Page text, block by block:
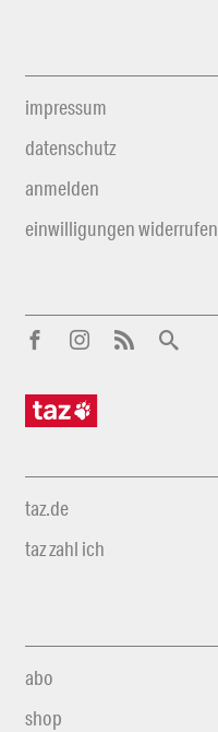
impressum
datenschutz
anmelden
einwilligungen widerrufen
taz.de
taz zahl ich
abo
shop